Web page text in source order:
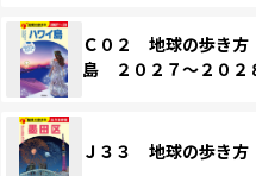
Ｃ０２ 地球の歩き
島 ２０２７～２０２
Ｊ３３ 地球の歩き